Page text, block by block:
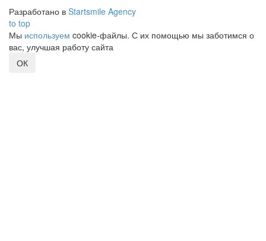
Разработано в Startsmile Agency
to top
Мы используем cookie-файлы. С их помощью мы заботимся о
вас, улучшая работу сайта
ОК